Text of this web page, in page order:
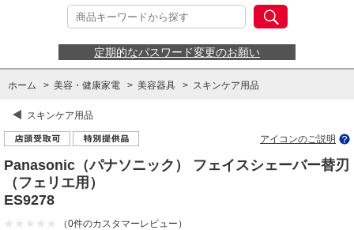
定期的なパスワード変更のお願い
ホーム > 美容・健康家電 > 美容器具 > スキンケア用品
スキンケア用品
アイコンのご説明
Panasonic（パナソニック） フェイスシェーバー替刃
（フェリエ用）
ES9278
（0件のカスタマーレビュー）